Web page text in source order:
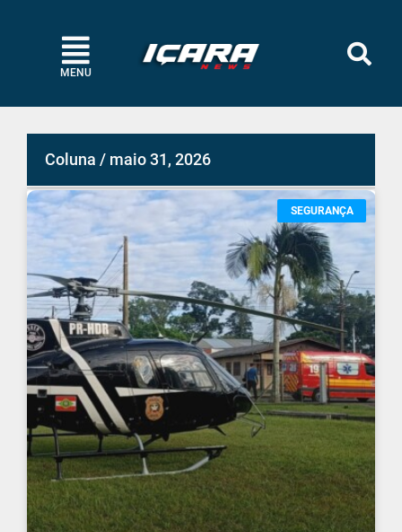
MENU
Coluna / maio 31, 2026
SEGURANÇA